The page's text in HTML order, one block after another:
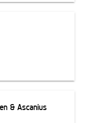
& Ascanius